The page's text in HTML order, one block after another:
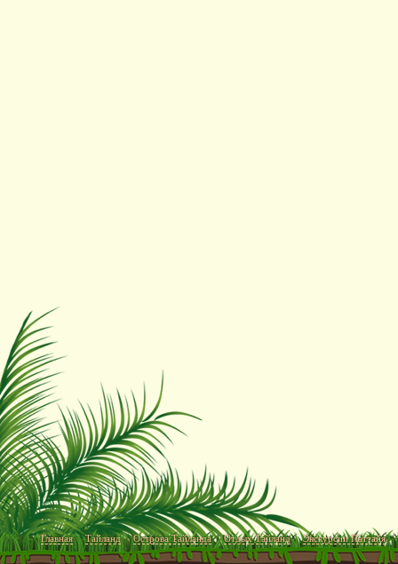
Главная Тайланд Острова Тайланда Отдых Тайланд Экскурсии Паттайя